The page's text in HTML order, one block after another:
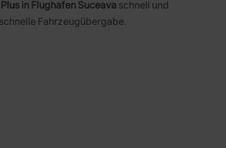
in Flughafen Suceava schnell und
Fahrzeugübergabe.